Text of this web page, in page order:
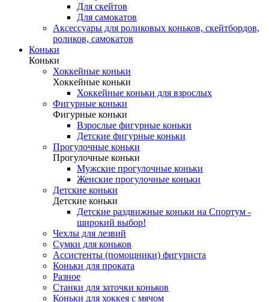
Для скейтов
Для самокатов
Аксессуары для роликовых коньков, скейтбордов,
роликов, самокатов
Коньки
Коньки
Хоккейные коньки
Хоккейные коньки
Хоккейные коньки для взрослых
Фигурные коньки
Фигурные коньки
Взрослые фигурные коньки
Детские фигурные коньки
Прогулочные коньки
Прогулочные коньки
Мужские прогулочные коньки
Женские прогулочные коньки
Детские коньки
Детские коньки
Детские раздвижные коньки на Спортум -
широкий выбор!
Чехлы для лезвий
Сумки для коньков
Ассистенты (помощники) фигуриста
Коньки для проката
Разное
Станки для заточки коньков
Коньки для хоккея с мячом